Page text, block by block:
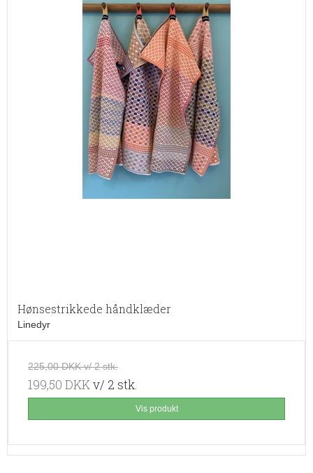
Hønsestrikkede håndklæder
Linedyr
225,00 DKK v/ 2 stk.
199,50 DKKv/ 2 stk.
Vis produkt